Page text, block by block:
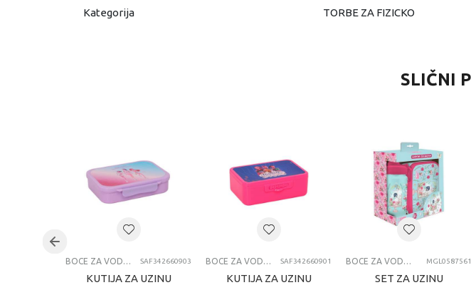
Kategorija TORBE ZA FIZICKO
SLIČNI
BOCE ZA VODU I KUTIJE ZA UŽINU SAF342660903
KUTIJA ZA UZINU
BOCE ZA VODU I KUTIJE ZA UŽINU SAF342660901
KUTIJA ZA UZINU
BOCE ZA VODU I KUTIJE ZA UŽINU MGL0587561
SET ZA UZINU